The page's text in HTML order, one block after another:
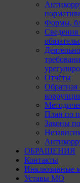
Формы,
Сведения
Отчёты
Обратная
План по
Законы
ОБРАЩЕНИЯ
Контакты
Инклюзивные
Уставы МО